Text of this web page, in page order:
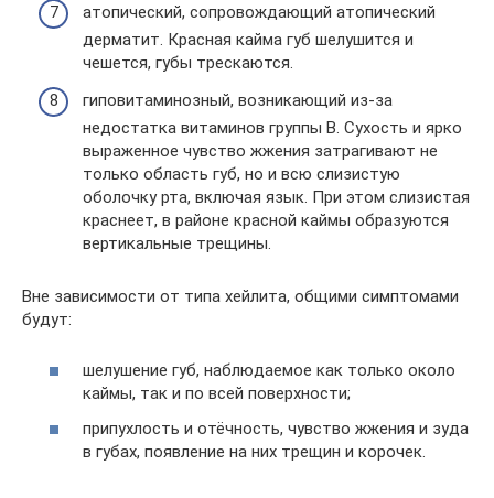
атопический, сопровождающий атопический
дерматит. Красная кайма губ шелушится и
чешется, губы трескаются.
гиповитаминозный, возникающий из-за
недостатка витаминов группы B. Сухость и ярко
выраженное чувство жжения затрагивают не
только область губ, но и всю слизистую
оболочку рта, включая язык. При этом слизистая
краснеет, в районе красной каймы образуются
вертикальные трещины.
Вне зависимости от типа хейлита, общими симптомами
будут:
шелушение губ, наблюдаемое как только около
каймы, так и по всей поверхности;
припухлость и отёчность, чувство жжения и зуда
в губах, появление на них трещин и корочек.